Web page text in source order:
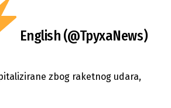
English (@TpyxaNews)
zbog raketnog udara,